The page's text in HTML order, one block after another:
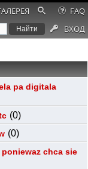
FAQ
ВХОД
pa digitala
(0)
(0)
chca sie